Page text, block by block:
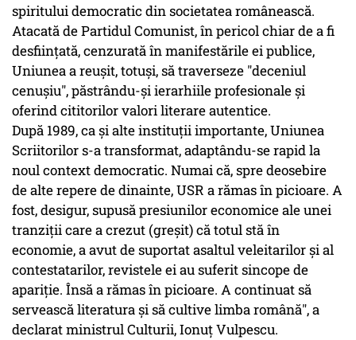
spiritului democratic din societatea românească.
Atacată de Partidul Comunist, în pericol chiar de a fi
desființată, cenzurată în manifestările ei publice,
Uniunea a reușit, totuși, să traverseze "deceniul
cenușiu", păstrându-și ierarhiile profesionale și
oferind cititorilor valori literare autentice.
După 1989, ca și alte instituții importante, Uniunea
Scriitorilor s-a transformat, adaptându-se rapid la
noul context democratic. Numai că, spre deosebire
de alte repere de dinainte, USR a rămas în picioare. A
fost, desigur, supusă presiunilor economice ale unei
tranziții care a crezut (greșit) că totul stă în
economie, a avut de suportat asaltul veleitarilor și al
contestatarilor, revistele ei au suferit sincope de
apariție. Însă a rămas în picioare. A continuat să
servească literatura și să cultive limba română", a
declarat ministrul Culturii, Ionuț Vulpescu.